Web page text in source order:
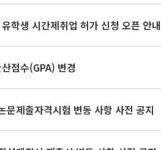
학생 시간제취업 허가 신청 오픈 안내
점수(GPA) 변경
문제출자격시험 변동 사항 사전 공지